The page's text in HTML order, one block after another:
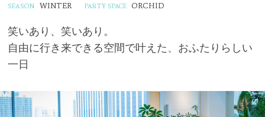
WINTER ORCHID
笑いあり、笑いあり。
自由に行き来できる空間で叶えた、おふたりらしい
一日